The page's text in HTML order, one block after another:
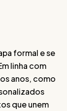
formal e se
linha com
anos, como
que unem